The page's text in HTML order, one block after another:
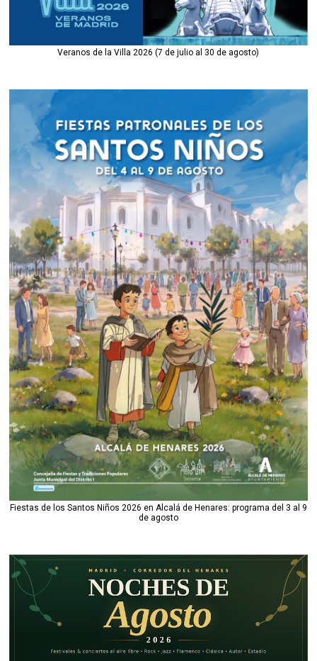
Veranos de la Villa 2026 (7 de julio al 30 de agosto)
Fiestas de los Santos Niños 2026 en Alcalá de Henares: programa del 3 al 9
de agosto